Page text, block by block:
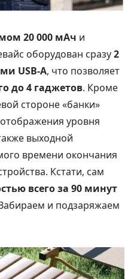
20 000 мАч и
оборудован сразу2
USB-A, что позволяет
до 4 гаджетов. Кроме
стороне «банки»
уровня
выходной
времени окончания
Кстати, сам
всего за 90 минут
и подзаряжаем